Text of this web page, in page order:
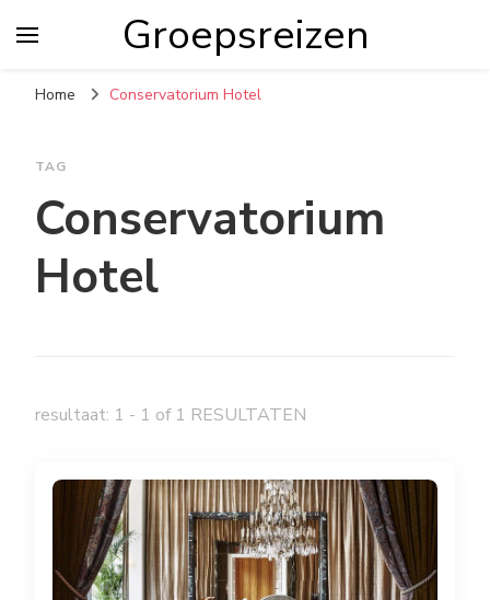
Groepsreizen
Home Conservatorium Hotel
TAG
Conservatorium
Hotel
resultaat: 1 - 1 of 1 RESULTATEN